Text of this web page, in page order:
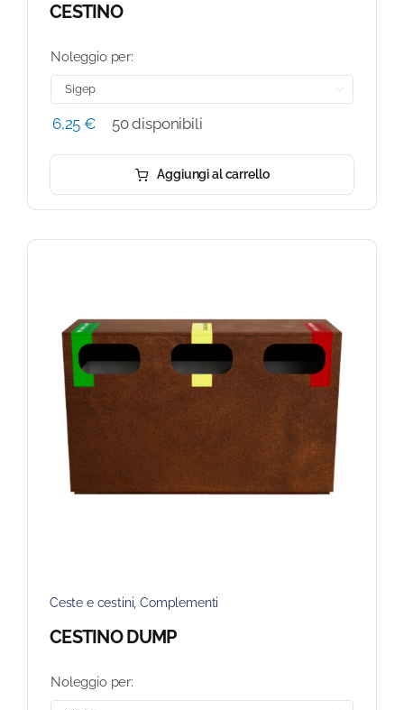
CESTINO
Noleggio per:
6,25€ 50 disponibili
Aggiungi al carrello
Ceste e cestini ,Complementi
CESTINO DUMP
Noleggio per: